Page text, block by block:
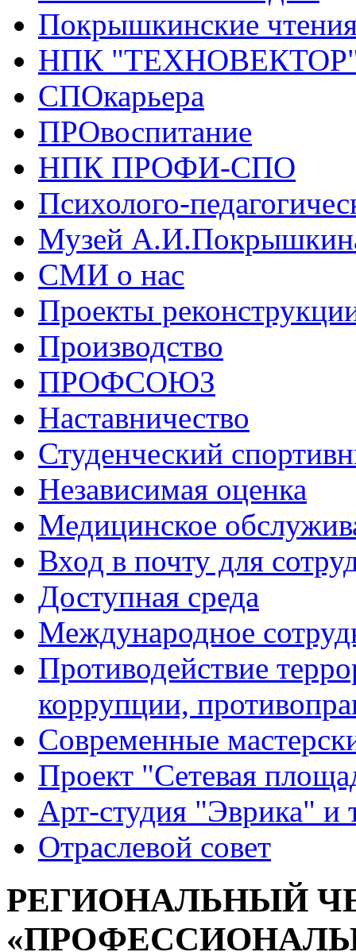
Покрышкинские
НПК
СПОкарьера
ПРОвоспитание
НПК ПРОФИ-СПО
Психолого-
Музей
СМИ о нас
Проекты
Производство
ПРОФСОЮЗ
Наставничество
Студенческий
Независимая оценка
Медицинское
Вход в почту для
Доступная среда
Международное
Противодействие
коррупции,
Современные
Проект "Сетевая
Арт-студия "Эврика" и
Отраслевой совет
РЕГИОНАЛЬНЫЙ